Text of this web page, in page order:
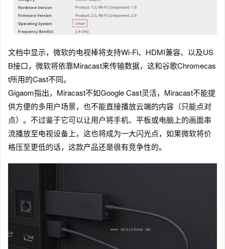
文档中显示，微软的电视棒将支持Wi-Fi、HDMI兼容、以及US
B接口，微软将依靠Miracast来传输数据，这和谷歌Chromecas
t所用的Cast不同。
Gigaom指出，Miracast不如Google Cast灵活，Miracast不能提
供方便的多用户场景，也不能直接播放云端的内容（只能点对
点）。不过鉴于它可以让用户将手机、平板或电脑上的画面串
流播放至电视设备上，这也将成为一大闪光点，如果微软将价
格压至更低的话，这款产品还是很有竞争性的。